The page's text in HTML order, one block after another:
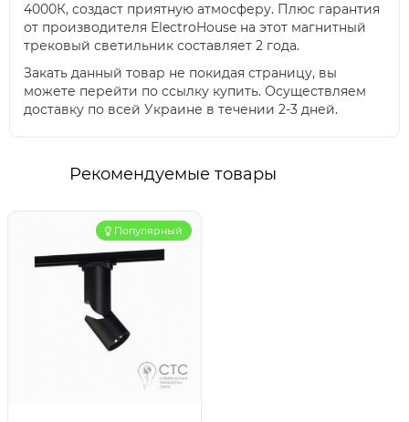
4000К, создаст приятную атмосферу. Плюс гарантия
от производителя ElectroHouse на этот магнитный
трековый светильник составляет 2 года.
Закать данный товар не покидая страницу, вы
можете перейти по ссылку купить. Осуществляем
доставку по всей Украине в течении 2-3 дней.
Рекомендуемые товары
Популярный